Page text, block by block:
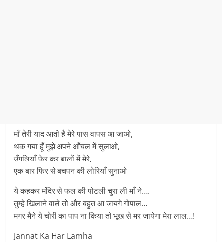
माँ तेरी याद आती है मेरे पास वापस आ जाओ,
थक गया हूँ मुझे अपने आँचल में सुलाओ,
उँगलियाँ फेर कर बालों में मेरे,
एक बार फिर से बचपन की लोरियाँ सुनाओ
ये कहकर मंदिर से फल की पोटली चुरा ली माँ ने….
तुम्हे खिलाने वाले तो और बहुत आ जायगे गोपाल…
मगर मैने ये चोरी का पाप ना किया तो भूख से मर जायेगा मेरा लाल…!
Jannat Ka Har Lamha